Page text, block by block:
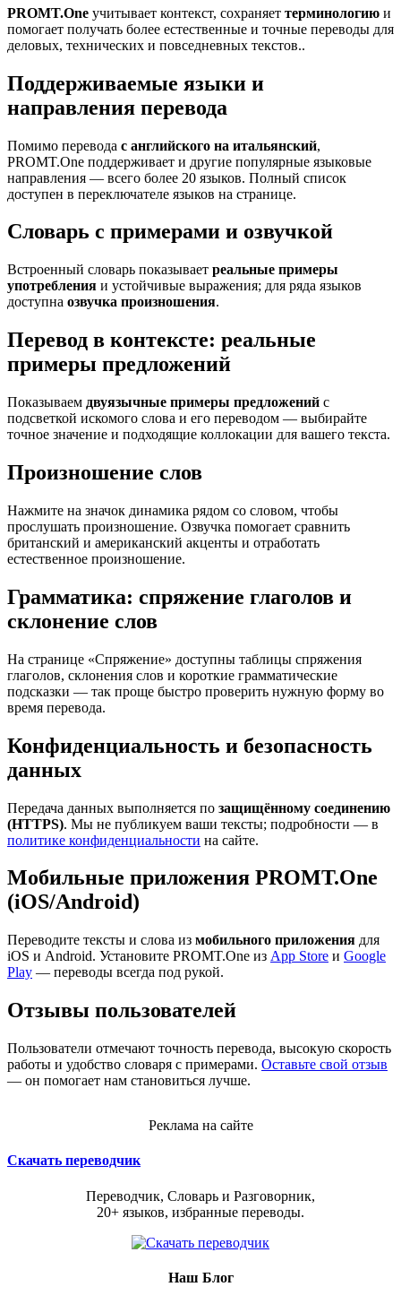
PROMT.One учитывает контекст, сохраняет терминологию и
помогает получать более естественные и точные переводы для
деловых, технических и повседневных текстов..
Поддерживаемые языки и
направления перевода
Помимо перевода с английского на итальянский,
PROMT.One поддерживает и другие популярные языковые
направления — всего более 20 языков. Полный список
доступен в переключателе языков на странице.
Словарь с примерами и озвучкой
Встроенный словарь показывает реальные примеры
употребления и устойчивые выражения; для ряда языков
доступна озвучка произношения.
Перевод в контексте: реальные
примеры предложений
Показываем двуязычные примеры предложений с
подсветкой искомого слова и его переводом — выбирайте
точное значение и подходящие коллокации для вашего текста.
Произношение слов
Нажмите на значок динамика рядом со словом, чтобы
прослушать произношение. Озвучка помогает сравнить
британский и американский акценты и отработать
естественное произношение.
Грамматика: спряжение глаголов и
склонение слов
На странице «Спряжение» доступны таблицы спряжения
глаголов, склонения слов и короткие грамматические
подсказки — так проще быстро проверить нужную форму во
время перевода.
Конфиденциальность и безопасность
данных
Передача данных выполняется по защищённому соединению
(HTTPS). Мы не публикуем ваши тексты; подробности — в
политике конфиденциальности на сайте.
Мобильные приложения PROMT.One
(iOS/Android)
Переводите тексты и слова из мобильного приложения для
iOS и Android. Установите PROMT.One из App Store и Google
Play — переводы всегда под рукой.
Отзывы пользователей
Пользователи отмечают точность перевода, высокую скорость
работы и удобство словаря с примерами. Оставьте свой отзыв
— он помогает нам становиться лучше.
Реклама на сайте
Скачать переводчик
Переводчик, Словарь и Разговорник,
20+ языков, избранные переводы.
Наш Блог